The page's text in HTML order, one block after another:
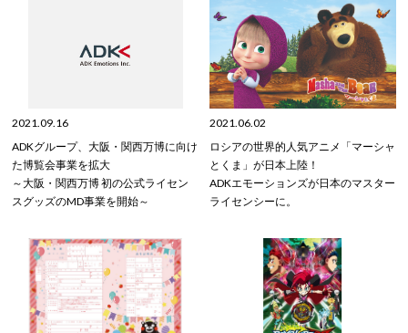
2021.09.16
ADKグループ、大阪・関西万博に向け
た博覧会事業を拡大
～大阪・関西万博 初の公式ライセン
スグッズのMD事業を開始～
2021.06.02
ロシアの世界的人気アニメ「マーシャ
とくま」が日本上陸！
ADKエモーションズが日本のマスター
ライセンシーに。